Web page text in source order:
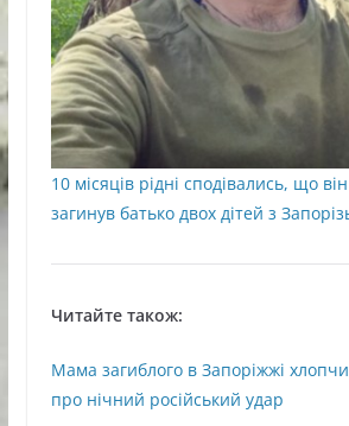
10 місяців рідні сподівались, що
загинув батько двох дітей з
Читайте також:
Мама загиблого в Запоріжжі
про нічний російський удар